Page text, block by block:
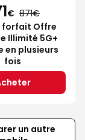
€ 871
forfait Offre
Illimité 5G+
en plusieurs
fois
un autre